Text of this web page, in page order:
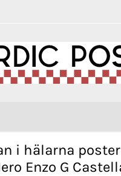
i hälarna poster
Enzo G